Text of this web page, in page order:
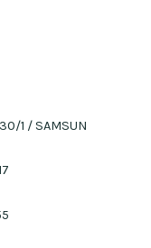
1 / SAMSUN